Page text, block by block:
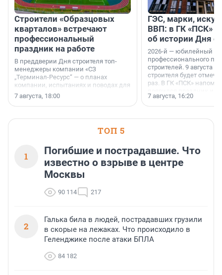
Строители «Образцовых
кварталов» встречают
профессиональный
праздник на работе
В преддверии Дня строителя топ-
менеджеры компании «СЗ
„Терминал-Ресурс“ — о планах
компании, испытаниях и поводах для
осторожного оптимизма.
7 августа, 18:00
ГЭС, марки,
ВВП: в ГК «ПСК»
об истории Дня
2026-й — юбилейный
профессионального
строителей. 9 августа
строителя будет
раз. В ГК «ПСК»
поменялась роль
7 августа, 16:20
ТОП 5
1
Погибшие и пострадавшие. Что
известно о взрыве в центре
Москвы
90 114 217
2
Галька била в людей, пострадавших грузили
в скорые на лежаках. Что происходило в
Геленджике после атаки БПЛА
84 182